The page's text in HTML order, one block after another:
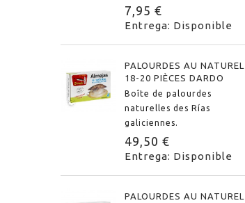
7,95 €
Entrega: Disponible
PALOURDES AU NATUREL
18-20 PIÈCES DARDO
Boîte de palourdes
naturelles des Rías
galiciennes.
49,50 €
Entrega: Disponible
PALOURDES AU NATUREL